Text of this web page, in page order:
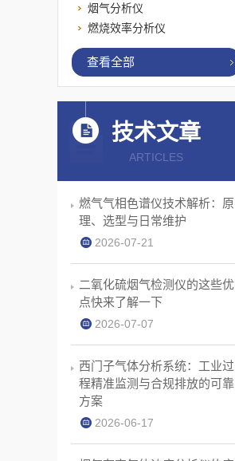
烟气分析仪
燃烧效率分析仪
查看全部
技术文章
ARTICLES
燃气气相色谱仪技术解析：原
理、选型与日常维护
2026-07-21
二氧化硫烟气检测仪的这些优
点快来了解一下
2026-07-07
西门子气体分析系统：工业过
程精准监测与合规排放的可靠
方案
2026-06-17